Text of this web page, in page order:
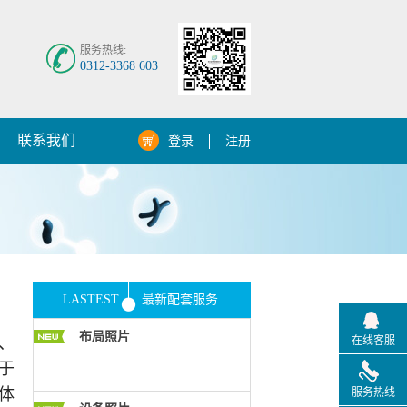
服务热线:
0312-3368 603
登录 注册
联系我们
LASTEST 最新配套服务
布局照片 在线客服
服务热线